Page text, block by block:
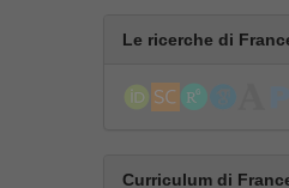
Le ricerche di
Curriculum di